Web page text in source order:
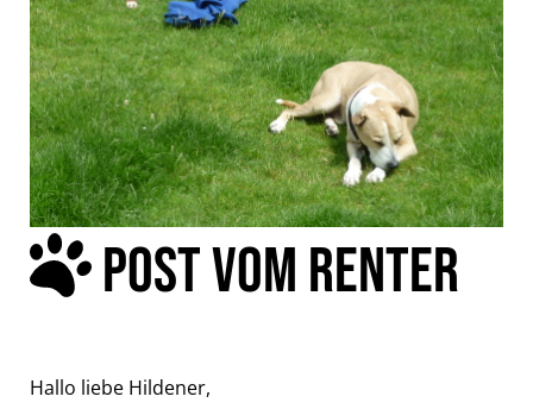
POST VOM RENTER
Hallo liebe Hildener,